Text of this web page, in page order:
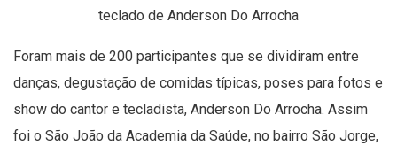
teclado de Anderson Do Arrocha
Foram mais de 200 participantes que se dividiram entre
danças, degustação de comidas típicas, poses para fotos e
show do cantor e tecladista, Anderson Do Arrocha. Assim
foi o São João da Academia da Saúde, no bairro São Jorge,